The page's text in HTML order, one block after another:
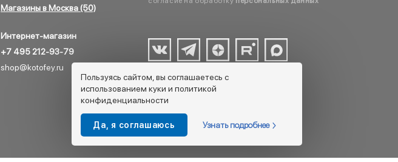
Магазины в Москва (50)
Интернет-магазин
+7 495 212-93-79
shop@kotofey.ru
Пользуясь сайтом, вы соглашаетесь с
использованием куки и политикой
конфиденциальности
Да, я соглашаюсь Узнать подробнее